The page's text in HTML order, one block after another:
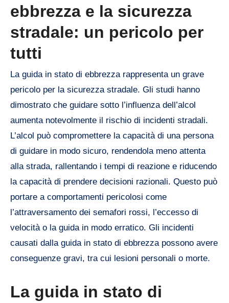
ebbrezza e la sicurezza
stradale: un pericolo per
tutti
La guida in stato di ebbrezza rappresenta un grave
pericolo per la sicurezza stradale. Gli studi hanno
dimostrato che guidare sotto l’influenza dell’alcol
aumenta notevolmente il rischio di incidenti stradali.
L’alcol può compromettere la capacità di una persona
di guidare in modo sicuro, rendendola meno attenta
alla strada, rallentando i tempi di reazione e riducendo
la capacità di prendere decisioni razionali. Questo può
portare a comportamenti pericolosi come
l’attraversamento dei semafori rossi, l’eccesso di
velocità o la guida in modo erratico. Gli incidenti
causati dalla guida in stato di ebbrezza possono avere
conseguenze gravi, tra cui lesioni personali o morte.
La guida in stato di